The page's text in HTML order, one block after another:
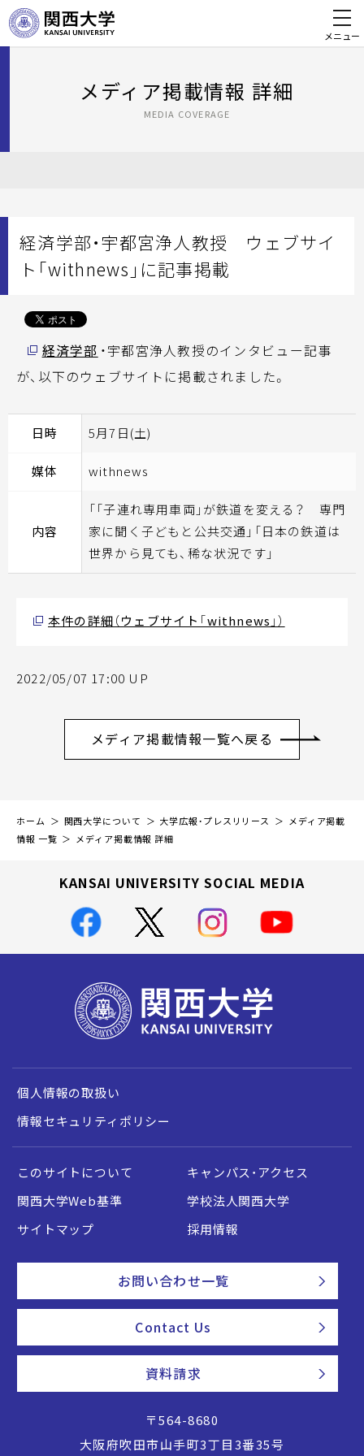
メニュー
メディア掲載情報 詳細
MEDIA COVERAGE
経済学部・宇都宮浄人教授 ウェブサイ
ト「withnews」に記事掲載
経済学部 ・宇都宮浄人教授のインタビュー記事
が、以下のウェブサイトに掲載されました。
日時 5月7日(土)
媒体 withnews
内容
「「子連れ専用車両」が鉄道を変える？ 専門
家に聞く子どもと公共交通」「日本の鉄道は
世界から見ても、稀な状況です」
本件の詳細（ウェブサイト「withnews」）
2022/05/07 17:00 UP
メディア掲載情報一覧へ戻る
ホーム 関西大学について 大学広報・プレスリリース
メディア掲載
情報 一覧
メディア掲載情報 詳細
KANSAI UNIVERSITY SOCIAL MEDIA
個人情報の取扱い
情報セキュリティポリシー
このサイトについて
キャンパス・アクセス
関西大学Web基準
学校法人関西大学
サイトマップ
採用情報
お問い合わせ一覧
Contact Us
資料請求
〒564-8680
大阪府吹田市山手町3丁目3番35号